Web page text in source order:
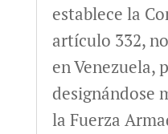
establece la
artículo 332,
en Venezuela,
designándose
la Fuerza